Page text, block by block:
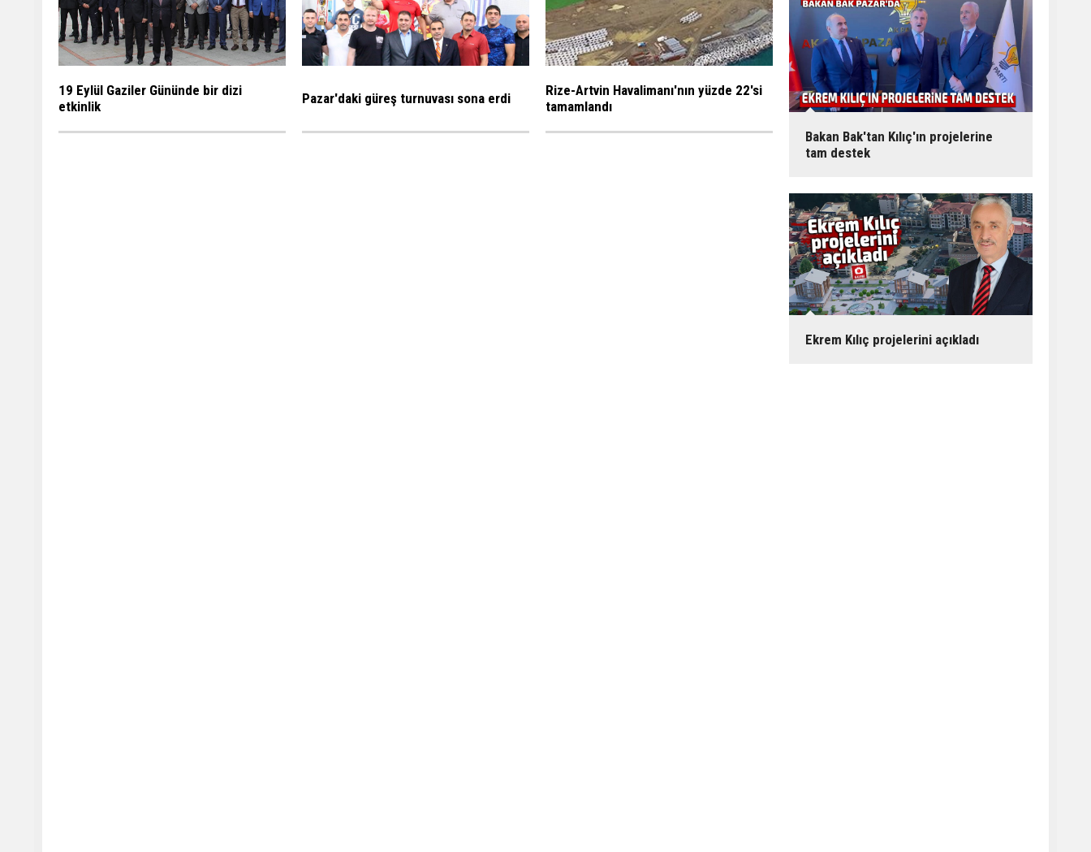
Rize-Artvin Havalimanı'nın yüzde 22'si
tamamlandı
19 Eylül Gaziler Gününde bir dizi
etkinlik
Pazar'daki güreş turnuvası sona erdi
Bakan Bak'tan Kılıç'ın projelerine
tam destek
Ekrem Kılıç projelerini açıkladı